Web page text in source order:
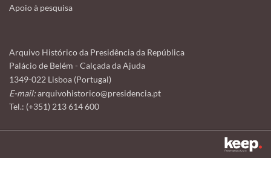
Apoio à pesquisa
Arquivo Histórico da Presidência da República
Palácio de Belém - Calçada da Ajuda
1349-022 Lisboa (Portugal)
E-mail:arquivohistorico@presidencia.pt
Tel.: (+351) 213 614 600